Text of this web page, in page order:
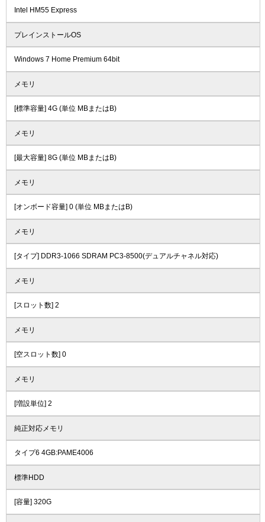
Intel HM55 Express
プレインストールOS
Windows 7 Home Premium 64bit
メモリ
[標準容量] 4G (単位 MBまたはB)
メモリ
[最大容量] 8G (単位 MBまたはB)
メモリ
[オンボード容量] 0 (単位 MBまたはB)
メモリ
[タイプ] DDR3-1066 SDRAM PC3-8500(デュアルチャネル対応)
メモリ
[スロット数] 2
メモリ
[空スロット数] 0
メモリ
[増設単位] 2
純正対応メモリ
タイプ6 4GB:PAME4006
標準HDD
[容量] 320G